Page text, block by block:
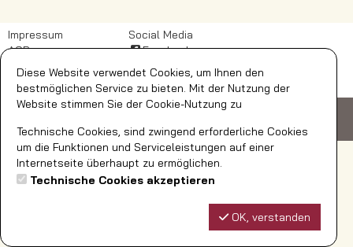
Impressum
AGB
DSB
Widerrufsbelehrung
Social Media
Facebook
© AquaFun Soest GmbH Ardeyweg 35
Telefon: 02921/392-700
bestellungen@aquafun-soest.de
Diese Website verwendet Cookies, um Ihnen den
bestmöglichen Service zu bieten. Mit der Nutzung der
Website stimmen Sie der Cookie-Nutzung zu
Technische Cookies, sind zwingend erforderliche Cookies
um die Funktionen und Serviceleistungen auf einer
Internetseite überhaupt zu ermöglichen.
Technische Cookies akzeptieren
OK, verstanden